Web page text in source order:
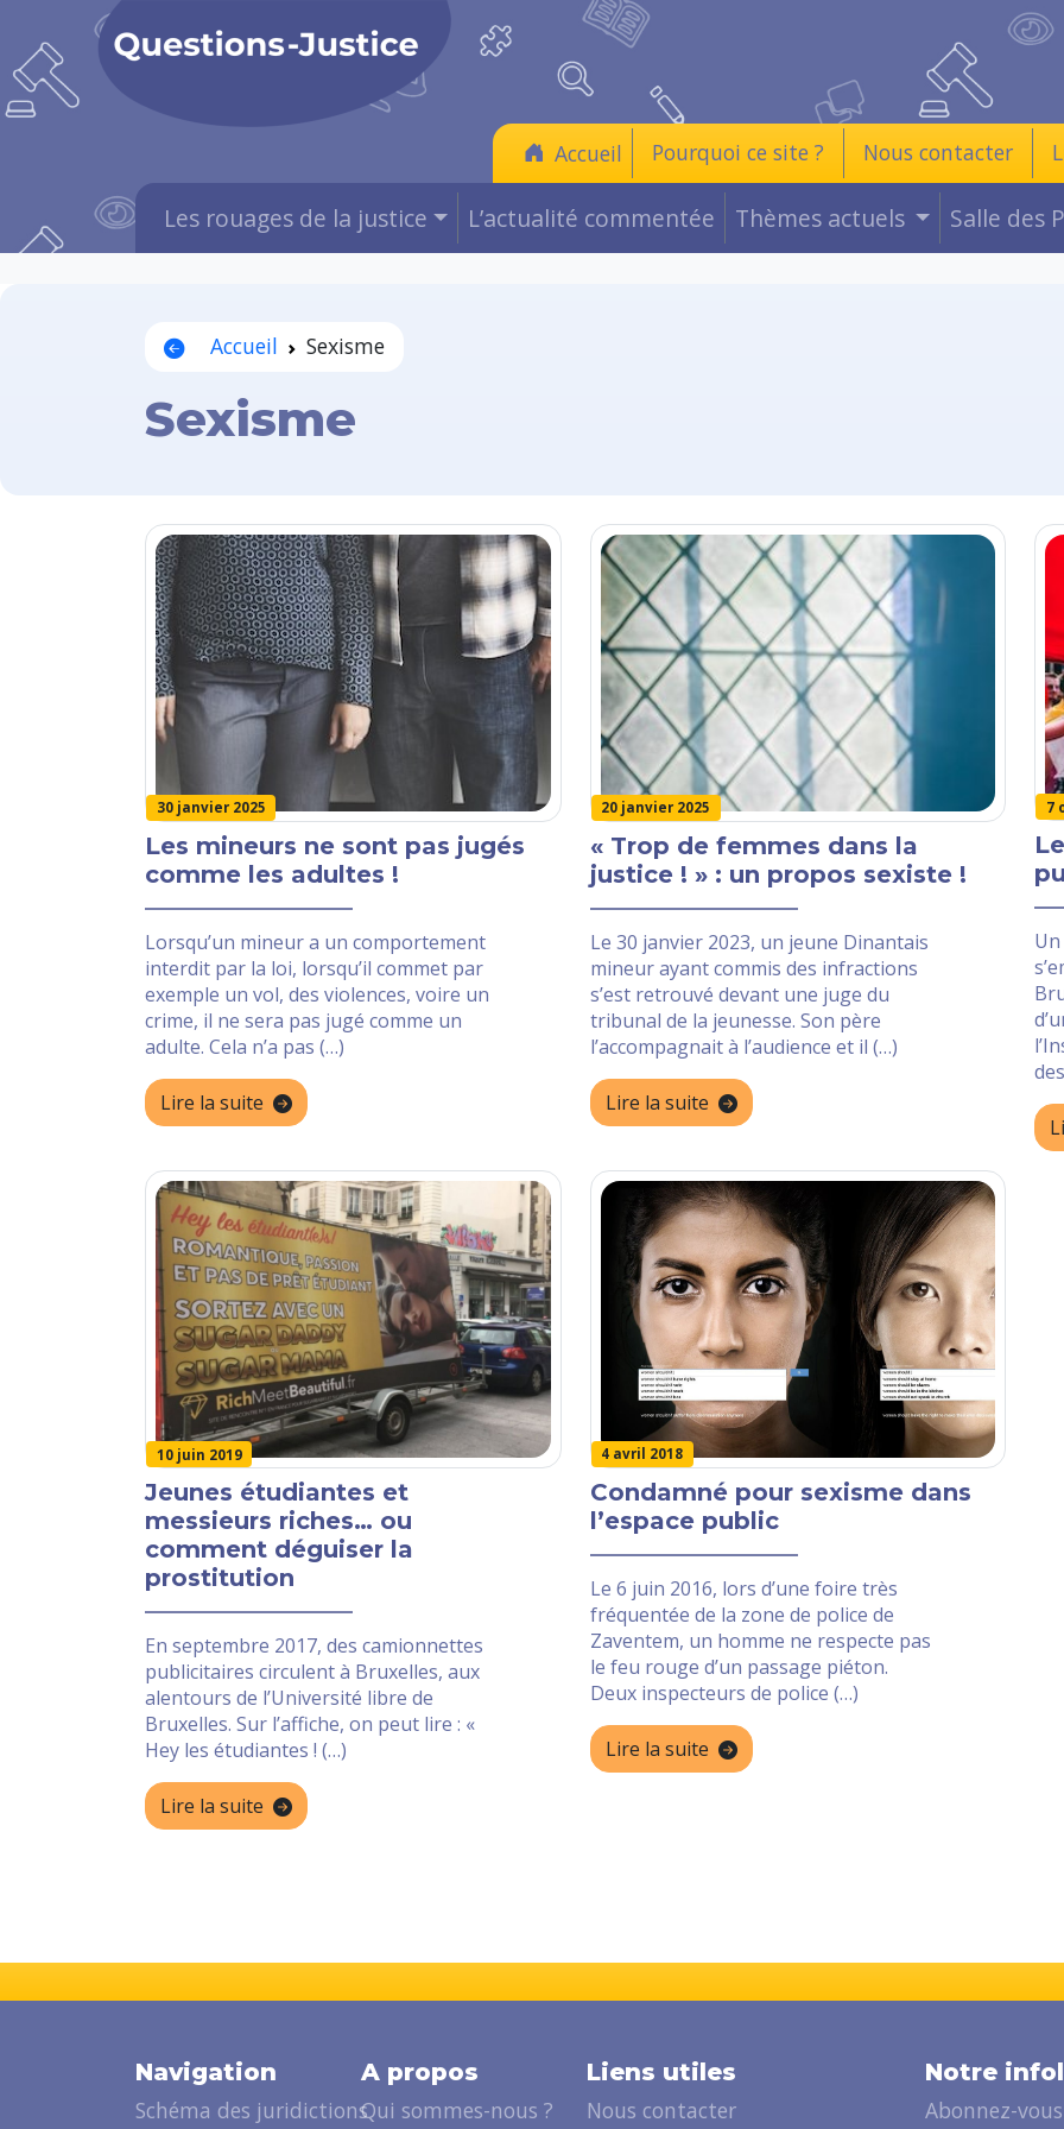
Accueil Pourquoi ce site ? Nous contacter
Les rouages de la justice L’actualité commentée Thèmes actuels Salle des
Accueil Sexisme
Sexisme
30 janvier 2025
Les mineurs ne sont pas jugés
comme les adultes !
Lorsqu’un mineur a un comportement
interdit par la loi, lorsqu’il commet par
exemple un vol, des violences, voire un
crime, il ne sera pas jugé comme un
adulte. Cela n’a pas (…)
Lire la suite
20 janvier 2025
« Trop de femmes dans la
justice ! » : un propos sexiste !
Le 30 janvier 2023, un jeune Dinantais
mineur ayant commis des infractions
s’est retrouvé devant une juge du
tribunal de la jeunesse. Son père
l’accompagnait à l’audience et il (…)
Lire la suite
7
10 juin 2019
Jeunes étudiantes et
messieurs riches… ou
comment déguiser la
prostitution
En septembre 2017, des camionnettes
publicitaires circulent à Bruxelles, aux
alentours de l’Université libre de
Bruxelles. Sur l’affiche, on peut lire : «
Hey les étudiantes ! (…)
Lire la suite
4 avril 2018
Condamné pour sexisme dans
l’espace public
Le 6 juin 2016, lors d’une foire très
fréquentée de la zone de police de
Zaventem, un homme ne respecte pas
le feu rouge d’un passage piéton.
Deux inspecteurs de police (…)
Lire la suite
Navigation
Schéma des juridictions
A propos
Qui sommes-nous ?
Liens utiles
Nous contacter
Notre
Abonnez-